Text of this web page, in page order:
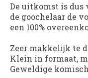
De uitkomst is
de goochelaar de
een 100%
Zeer makkelijk te
Klein in formaat,
Geweldige